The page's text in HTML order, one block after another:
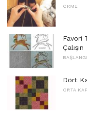
ÖRME
Favori
Çalışın
Dört
ORTA